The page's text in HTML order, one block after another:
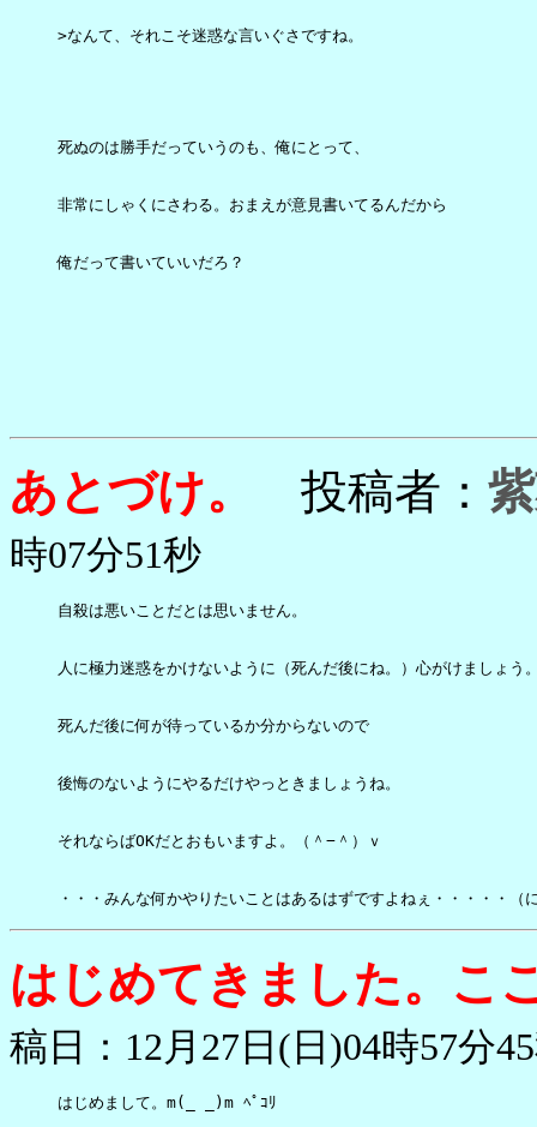
>なんて、それこそ迷惑な言いぐさですね。
死ぬのは勝手だっていうのも、俺にとって、
非常にしゃくにさわる。おまえが意見書いてるんだから
俺だって書いていいだろ？
あとづけ。 投稿者：
時07分51秒
自殺は悪いことだとは思いません。
人に極力迷惑をかけないように（死んだ後にね。）心がけましょう
死んだ後に何が待っているか分からないので
後悔のないようにやるだけやっときましょうね。
それならばOKだとおもいますよ。（＾−＾）ｖ
・・・みんな何かやりたいことはあるはずですよねぇ・・・・・（
はじめてきました。こ
稿日：12月27日(日)04時57分
はじめまして。m(_ _)m ﾍﾟｺﾘ